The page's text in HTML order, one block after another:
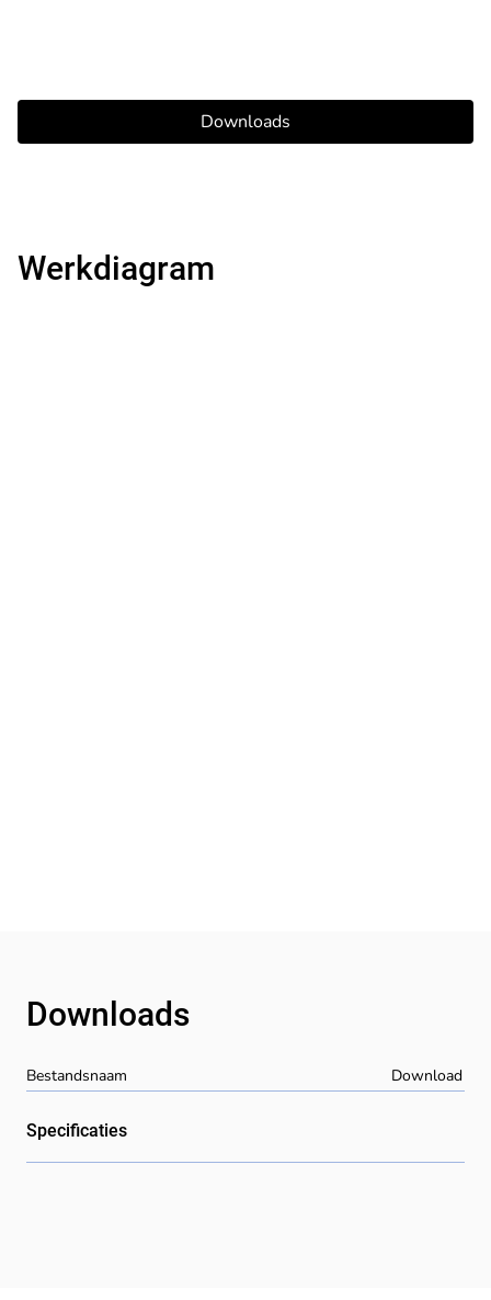
Downloads
Bestandsnaam Download
Downloads
Specificaties
Werkdiagram